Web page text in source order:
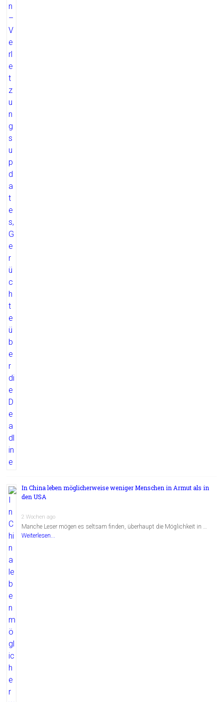
In China leben möglicherweise weniger Menschen in Armut als in
den USA
2 Wochen ago
Manche Leser mögen es seltsam finden, überhaupt die Möglichkeit in …
Weiterlesen...